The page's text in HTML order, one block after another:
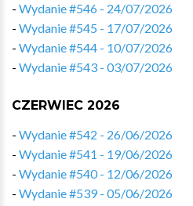
- Wydanie #546 - 24/07/2026
- Wydanie #545 - 17/07/2026
- Wydanie #544 - 10/07/2026
- Wydanie #543 - 03/07/2026
CZERWIEC 2026
- Wydanie #542 - 26/06/2026
- Wydanie #541 - 19/06/2026
- Wydanie #540 - 12/06/2026
- Wydanie #539 - 05/06/2026